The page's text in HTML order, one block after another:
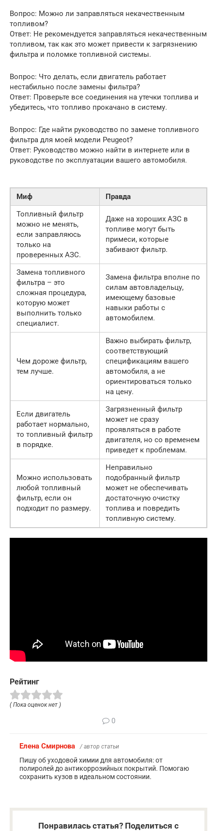
Вопрос: Можно ли заправляться некачественным
топливом?
Ответ: Не рекомендуется заправляться некачественным
топливом, так как это может привести к загрязнению
фильтра и поломке топливной системы.
Вопрос: Что делать, если двигатель работает
нестабильно после замены фильтра?
Ответ: Проверьте все соединения на утечки топлива и
убедитесь, что топливо прокачано в систему.
Вопрос: Где найти руководство по замене топливного
фильтра для моей модели Peugeot?
Ответ: Руководство можно найти в интернете или в
руководстве по эксплуатации вашего автомобиля.
Миф
Правда
Топливный фильтр
можно не менять,
если заправляюсь
только на
проверенных АЗС.
Даже на хороших АЗС в
топливе могут быть
примеси, которые
забивают фильтр.
Замена топливного
фильтра – это
сложная процедура,
которую может
выполнить только
специалист.
Замена фильтра вполне по
силам автовладельцу,
имеющему базовые
навыки работы с
автомобилем.
Чем дороже фильтр,
тем лучше.
Важно выбирать фильтр,
соответствующий
спецификациям вашего
автомобиля, а не
ориентироваться только
на цену.
Если двигатель
работает нормально,
то топливный фильтр
в порядке.
Загрязненный фильтр
может не сразу
проявляться в работе
двигателя, но со временем
приведет к проблемам.
Можно использовать
любой топливный
фильтр, если он
подходит по размеру.
Неправильно
подобранный фильтр
может не обеспечивать
достаточную очистку
топлива и повредить
топливную систему.
Рейтинг
( Пока оценок нет )
0
Елена Смирнова / автор статьи
Пишу об уходовой химии для автомобиля: от
полиролей до антикоррозийных покрытий. Помогаю
сохранить кузов в идеальном состоянии.
Понравилась статья? Поделиться с